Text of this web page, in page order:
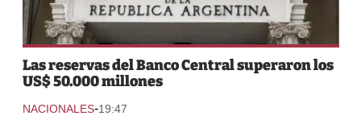
Las reservas del Banco Central superaron los
US$ 50.000 millones
NACIONALES-19:47